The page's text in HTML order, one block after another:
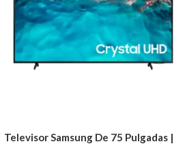
Televisor Samsung De 75 Pulgadas |